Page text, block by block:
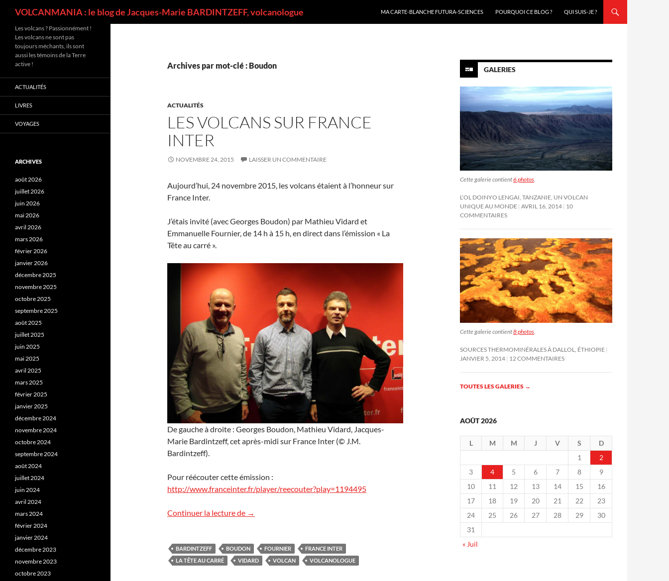
VOLCANMANIA : le blog de Jacques-Marie BARDINTZEFF, volcanologue
MA CARTE-BLANCHE FUTURA-SCIENCES
POURQUOI CE BLOG ? QUI SUIS-JE ?
Archives par mot-clé : Boudon
ACTUALITÉS
LES VOLCANS SUR FRANCE
INTER
NOVEMBRE 24, 2015 LAISSER UN COMMENTAIRE
Aujourd’hui, 24 novembre 2015, les volcans étaient à l’honneur sur
France Inter.
J’étais invité (avec Georges Boudon) par Mathieu Vidard et
Emmanuelle Fournier, de 14 h à 15 h, en direct dans l’émission « La
Tête au carré ».
De gauche à droite : Georges Boudon, Mathieu Vidard, Jacques-
Marie Bardintzeff, cet après-midi sur France Inter (© J.M.
Bardintzeff).
Pour réécouter cette émission :
http://www.franceinter.fr/player/reecouter?play=1194495
Continuer la lecture de Les volcans sur France Inter
→
BARDINTZEFF BOUDON FOURNIER
FRANCE INTER
LA TÊTE AU CARRÉ
VIDARD VOLCAN VOLCANOLOGUE
GALERIES
Cette galerie contient6 photos.
L’OL DOINYO LENGAI, TANZANIE, UN VOLCAN
UNIQUE AU MONDE AVRIL 16, 2014 10
COMMENTAIRES
Cette galerie contient8 photos
SOURCES THERMOMINÉRALES À DALLOL, ÉTHIOPIE
JANVIER 5, 2014 12 COMMENTAIRES
TOUTES LES GALERIES →
AOÛT 2026
L M M J V S
D
1
2
3
4 5 6 7 8
9
10
11 12 13 14 15
16
17
18 19 20 21 22
23
24
25 26 27 28 29
30
31
« Juil
Les volcans ? Passionnément !
Les volcans ne sont pas
toujours méchants, ils sont
aussi les témoins de la Terre
active !
ACTUALITÉS
LIVRES
VOYAGES
ARCHIVES
août 2026
juillet 2026
juin 2026
mai 2026
avril 2026
mars 2026
février 2026
janvier 2026
décembre 2025
novembre 2025
octobre 2025
septembre 2025
août 2025
juillet 2025
juin 2025
mai 2025
avril 2025
mars 2025
février 2025
janvier 2025
décembre 2024
novembre 2024
octobre 2024
septembre 2024
août 2024
juillet 2024
juin 2024
avril 2024
mars 2024
février 2024
janvier 2024
décembre 2023
novembre 2023
octobre 2023